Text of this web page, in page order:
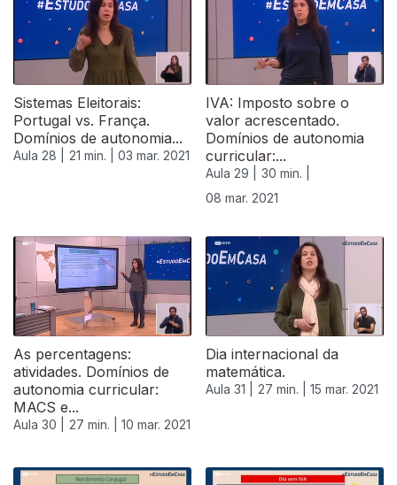
Sistemas Eleitorais:
Portugal vs. França.
Domínios de autonomia...
Aula 28 | 21 min. | 03 mar. 2021
IVA: Imposto sobre o
valor acrescentado.
Domínios de autonomia
curricular:...
Aula 29 |
30 min. |
08 mar. 2021
As percentagens:
atividades. Domínios de
autonomia curricular:
MACS e...
Aula 30 | 27 min. | 10 mar. 2021
Dia internacional da
matemática.
Aula 31 | 27 min. | 15 mar. 2021